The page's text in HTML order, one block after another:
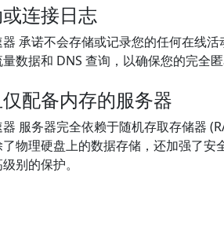
连接日志
承诺不会存储或记录您的任何在线活
数据和 DNS 查询，以确保您的完全匿
配备内存的服务器
服务器完全依赖于随机存取存储器
物理硬盘上的数据存储，还加强了安
别的保护。